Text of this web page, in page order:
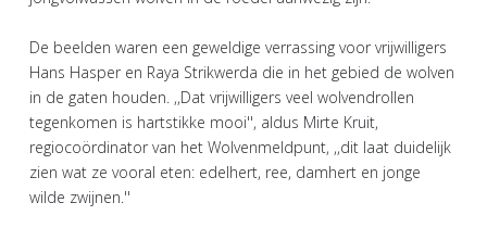
De beelden waren een geweldige verrassing voor vrijwilligers
Hans Hasper en Raya Strikwerda die in het gebied de wolven
in de gaten houden. ,,Dat vrijwilligers veel wolvendrollen
tegenkomen is hartstikke mooi'', aldus Mirte Kruit,
regiocoördinator van het Wolvenmeldpunt, ,,dit laat duidelijk
zien wat ze vooral eten: edelhert, ree, damhert en jonge
wilde zwijnen.''